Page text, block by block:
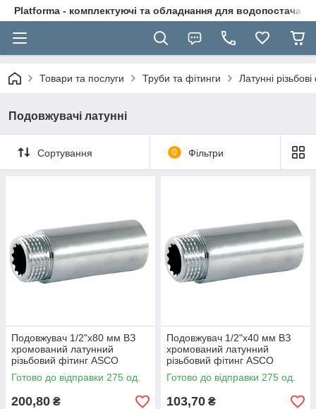
Platforma - комплектуючі та обладнання для
Товари та послуги Труби та фітинги Латунні
Подовжувачі латунні
Сортування 0 Фільтри
Подовжувач 1/2"х80 мм ВЗ
хромований латунний
різьбовий фітинг ASCO
Armatura для
водопостачання та опалення
Готово до відправки 275 од.
200,80 ₴
Подовжувач 1/2"х40 мм ВЗ
хромований латунний
різьбовий фітинг ASCO
Armatura для
водопостачання та опалення
Готово до відправки 275 од.
103,70 ₴